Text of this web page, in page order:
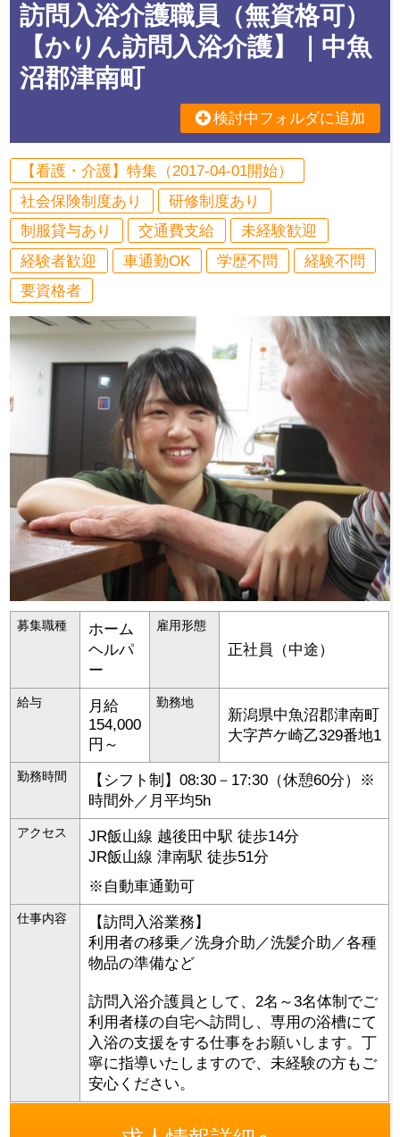
訪問入浴介護職員（無資格可）
【かりん訪問入浴介護】｜中魚
沼郡津南町
検討中フォルダに追加
【看護・介護】特集（2017-04-01開始）
社会保険制度あり
研修制度あり
制服貸与あり
交通費支給
未経験歓迎
経験者歓迎
車通勤OK 学歴不問
経験不問
要資格者
募集職種
ホーム
ヘルパ
ー
雇用形態
正社員（中途）
給与
月給
154,000
円～
勤務地
新潟県中魚沼郡津南町
大字芦ケ崎乙329番地1
勤務時間
【シフト制】08:30－17:30（休憩60分）※
時間外／月平均5h
アクセス
JR飯山線 越後田中駅 徒歩14分
JR飯山線 津南駅 徒歩51分
※自動車通勤可
仕事内容
【訪問入浴業務】
利用者の移乗／洗身介助／洗髪介助／各種
物品の準備など
訪問入浴介護員として、2名～3名体制でご
利用者様の自宅へ訪問し、専用の浴槽にて
入浴の支援をする仕事をお願いします。丁
寧に指導いたしますので、未経験の方もご
安心ください。